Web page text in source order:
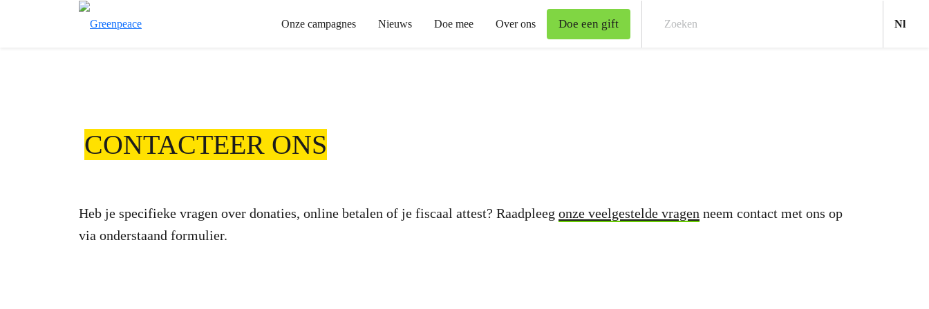
Onze campagnes Nieuws Doe mee Over ons Doe een gift Nl
CONTACTEER ONS
Heb je specifieke vragen over donaties, online betalen of je fiscaal attest? Raadpleeg onze veelgestelde vragen neem contact met ons op
via onderstaand formulier.